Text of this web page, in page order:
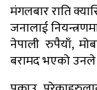
मंगलबार राति
जनालाई
नेपाली रुपैयाँ,
बरामद भएको उनले